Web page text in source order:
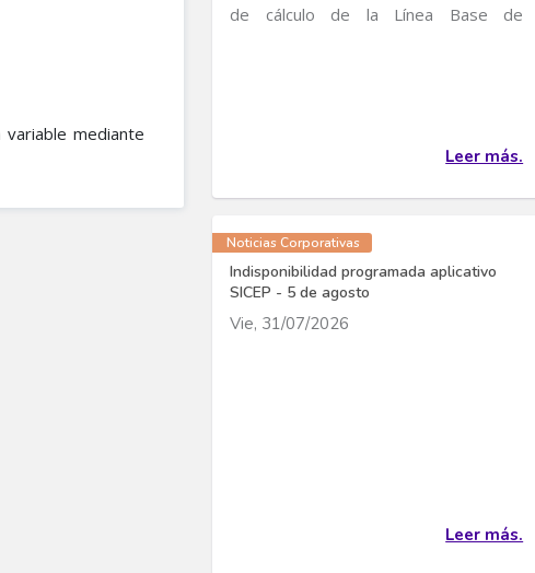
mediante
de cálculo de la Línea Base de
Leer más.
Noticias Corporativas
Indisponibilidad programada aplicativo
SICEP - 5 de agosto
Vie, 31/07/2026
Leer más.